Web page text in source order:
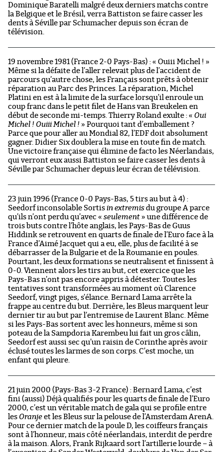
Dominique Baratelli malgré deux derniers matchs contre
la Belgique et le Brésil, verra Battiston se faire casser les
dents à Séville par Schumacher depuis son écran de
télévision.
19 novembre 1981 (France 2-0 Pays-Bas) : « Ouiii Michel ! »
Même si la défaite de l’aller relevait plus de l’accident de
parcours qu’autre chose, les Français sont prêts à obtenir
réparation au Parc des Princes. La réparation, Michel
Platini en est à la limite de la surface lorsqu’il enroule un
coup franc dans le petit filet de Hans van Breukelen en
début de seconde mi-temps. Thierry Roland exulte : « Oui
Michel ! Ouiii Michel ! » Pourquoi tant d’emballement ?
Parce que pour aller au Mondial 82, l’EDF doit absolument
gagner. Didier Six doublera la mise en toute fin de match.
Une victoire française qui élimine de facto les Néerlandais,
qui verront eux aussi Battiston se faire casser les dents à
Séville par Schumacher depuis leur écran de télévision.
23 juin 1996 (France 0-0 Pays-Bas, 5 tirs au but à 4) :
Seedorf inconsolable Sortis in extremis du groupe A parce
qu’ils n’ont perdu qu’avec « seulement » une différence de
trois buts contre l’hôte anglais, les Pays-Bas de Guus
Hiddink se retrouvent en quarts de finale de l’Euro face à la
France d’Aimé Jacquet qui a eu, elle, plus de facilité à se
débarrasser de la Bulgarie et de la Roumanie en poules.
Pourtant, les deux formations se neutralisent et finissent à
0-0. Viennent alors les tirs au but, cet exercice que les
Pays-Bas n’ont pas encore appris à détester. Toutes les
tentatives sont transformées au moment où Clarence
Seedorf, vingt piges, s’élance. Bernard Lama arrête la
frappe au centre du but. Derrière, les Bleus marquent leur
dernier tir au but par l’entremise de Laurent Blanc. Même
si les Pays-Bas sortent avec les honneurs, même si son
poteau de la Sampdoria Karembeu lui fait un gros câlin,
Seedorf est aussi sec qu’un raisin de Corinthe après avoir
éclusé toutes les larmes de son corps. C’est moche, un
enfant qui pleure.
21 juin 2000 (Pays-Bas 3-2 France) : Bernard Lama, c’est
fini (aussi) Déjà qualifiés pour les quarts de finale de l’Euro
2000, c’est un véritable match de gala qui se profile entre
les Oranje et les Bleus sur la pelouse de l’Amsterdam ArenA.
Pour ce dernier match de la poule D, les coiffeurs français
sont à l’honneur, mais côté néerlandais, interdit de perdre
à la maison. Alors, Frank Rijkaard sort l’artillerie lourde – à